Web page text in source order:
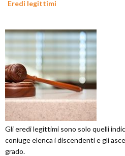
Eredi legittimi
Gli eredi legittimi sono solo quelli
coniuge elenca i discendenti e gli
grado.